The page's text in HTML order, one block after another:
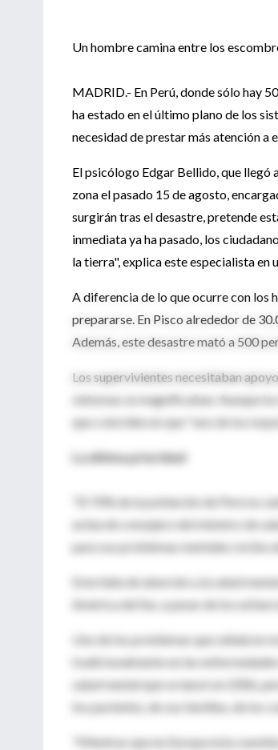
Un hombre camina entre los
MADRID.- En Perú, donde sólo hay
ha estado en el último plano de los
necesidad de prestar más atención a
El psicólogo Edgar Bellido, que llegó
zona el pasado 15 de agosto,
surgirán tras el desastre, pretende
inmediata ya ha pasado, los
la tierra", explica este especialista en
A diferencia de lo que ocurre con los
prepararse. En Pisco alrededor de
Además, este desastre mató a 500
Los supervivientes necesitaban
síntomas se magnificaban. Aunque
que coinciden en que "uno de los
La última prioridad
"El 70% de la población de Perú no
actúa de consejero del ministro de
para sus problemas mentales recibe
Esta falta de atención a la salud
América del Sur, a pesar de los
Uno de los problemas que señala la
tradicionalmente en las
salud mental que se lanzó en 2006,
los pacientes, de sus familias, de los
"Mientras que en Europa esta